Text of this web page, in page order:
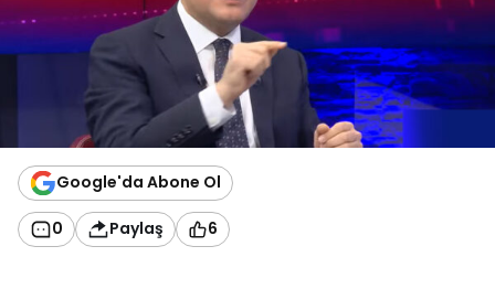
Google'da Abone Ol
0 Paylaş 6